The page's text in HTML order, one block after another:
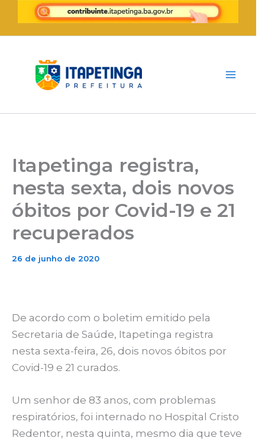
para
conteúdo
Itapetinga registra,
nesta sexta, dois novos
óbitos por Covid-19 e 21
recuperados
26 de junho de 2020
De acordo com o boletim emitido pela
Secretaria de Saúde, Itapetinga registra
nesta sexta-feira, 26, dois novos óbitos por
Covid-19 e 21 curados.
Um senhor de 83 anos, com problemas
respiratórios, foi internado no Hospital Cristo
Redentor, nesta quinta, mesmo dia que teve